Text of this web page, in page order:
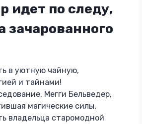
идет по следу,
зачарованного
в уютную чайную,
и тайнами!
Мегги Бельведер,
магические силы,
владельца старомодной